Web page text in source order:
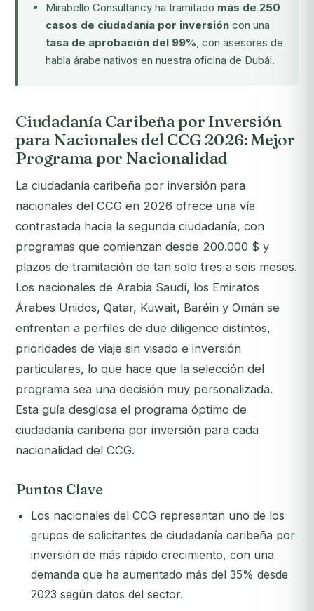
Mirabello Consultancy ha tramitado más de 250
casos de ciudadanía por inversión con una
tasa de aprobación del 99%, con asesores de
habla árabe nativos en nuestra oficina de Dubái.
Ciudadanía Caribeña por Inversión
para Nacionales del CCG 2026: Mejor
Programa por Nacionalidad
La ciudadanía caribeña por inversión para
nacionales del CCG en 2026 ofrece una vía
contrastada hacia la segunda ciudadanía, con
programas que comienzan desde 200.000 $ y
plazos de tramitación de tan solo tres a seis meses.
Los nacionales de Arabia Saudí, los Emiratos
Árabes Unidos, Qatar, Kuwait, Baréin y Omán se
enfrentan a perfiles de due diligence distintos,
prioridades de viaje sin visado e inversión
particulares, lo que hace que la selección del
programa sea una decisión muy personalizada.
Esta guía desglosa el programa óptimo de
ciudadanía caribeña por inversión para cada
nacionalidad del CCG.
Puntos Clave
Los nacionales del CCG representan uno de los
grupos de solicitantes de ciudadanía caribeña por
inversión de más rápido crecimiento, con una
demanda que ha aumentado más del 35% desde
2023 según datos del sector.